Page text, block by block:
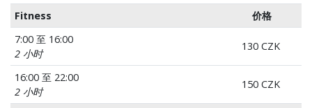
Fitness
价格
7:00 至 16:00
2 小时
130 CZK
16:00 至 22:00
2 小时
150 CZK